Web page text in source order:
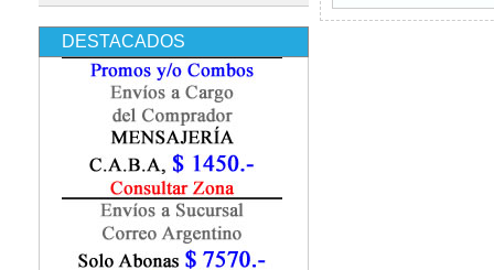
Higiene y Seguridad
Historia
Ingeniería
Marketing / Publicidad
Metodología Investigación
Negocios
Periodismo
Política
DESTACADOS